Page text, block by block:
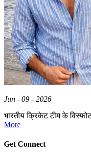
Jun - 09 - 2026
भारतीय क्रिकेट टीम के
More
Get Connect